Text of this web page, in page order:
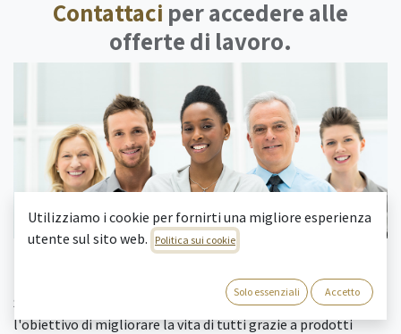
Contattaci per accedere alle
offerte di lavoro.
Siamo un team di persone che, con passione, si è posto
l'obiettivo di migliorare la vita di tutti grazie a prodotti
Utilizziamo i cookie per fornirti una migliore esperienza
utente sul sito web.
Politica sui cookie
Solo essenziali Accetto